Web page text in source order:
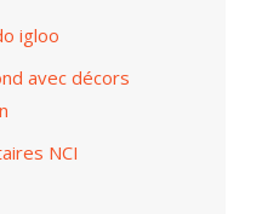
igloo
avec décors
NCI